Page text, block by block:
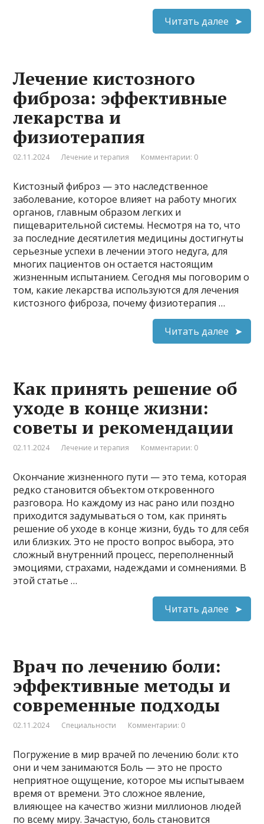
Читать далее
Лечение кистозного
фиброза: эффективные
лекарства и
физиотерапия
02.11.2024 Лечение и терапия Комментарии: 0
Кистозный фиброз — это наследственное
заболевание, которое влияет на работу многих
органов, главным образом легких и
пищеварительной системы. Несмотря на то, что
за последние десятилетия медицины достигнуты
серьезные успехи в лечении этого недуга, для
многих пациентов он остается настоящим
жизненным испытанием. Сегодня мы поговорим о
том, какие лекарства используются для лечения
кистозного фиброза, почему физиотерапия …
Читать далее
Как принять решение об
уходе в конце жизни:
советы и рекомендации
02.11.2024 Лечение и терапия Комментарии: 0
Окончание жизненного пути — это тема, которая
редко становится объектом откровенного
разговора. Но каждому из нас рано или поздно
приходится задумываться о том, как принять
решение об уходе в конце жизни, будь то для себя
или близких. Это не просто вопрос выбора, это
сложный внутренний процесс, переполненный
эмоциями, страхами, надеждами и сомнениями. В
этой статье …
Читать далее
Врач по лечению боли:
эффективные методы и
современные подходы
02.11.2024 Специальности Комментарии: 0
Погружение в мир врачей по лечению боли: кто
они и чем занимаются Боль — это не просто
неприятное ощущение, которое мы испытываем
время от времени. Это сложное явление,
влияющее на качество жизни миллионов людей
по всему миру. Зачастую, боль становится